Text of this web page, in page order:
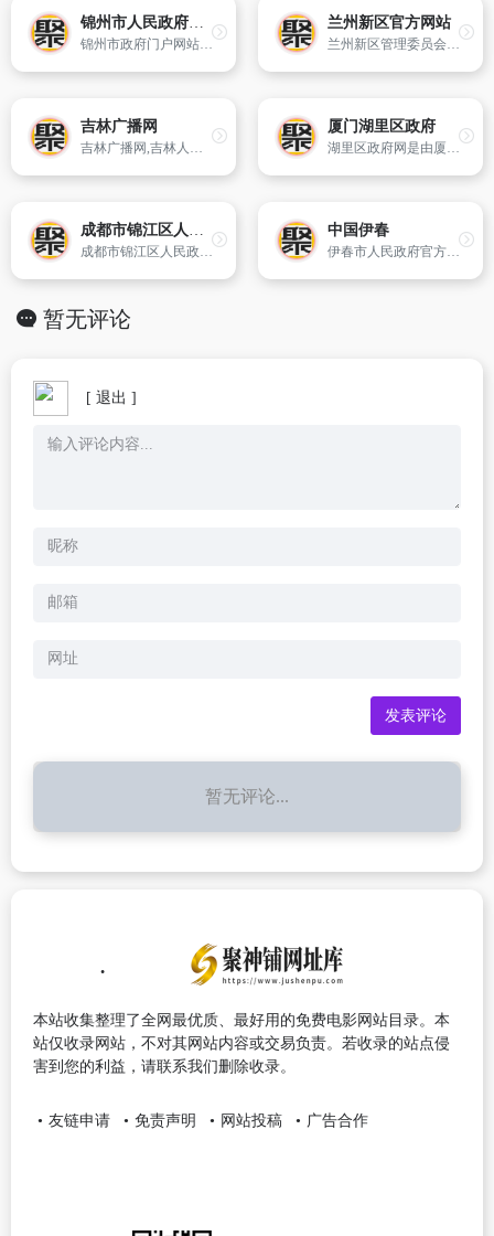
锦州市人民政府门户网站
锦州市政府门户网站（www.jz.gov.cn）由市政府办公厅负责建设和管理,面向社会和公众发布政府信息、提供在线办事和公益服务、进行互动交流。自开通以来,受到社会各界的高度重视和好评。
兰州新区官方网站
兰州新区管理委员会主办
吉林广播网
吉林广播网,吉林人民广播电台,新闻综合广播,交通广播,经济广播,乡村广播,音乐广播,资讯广播,健康娱乐广播,故事广播,教育广播,工作室,www.jlradio.cn
厦门湖里区政府
湖里区政府网是由厦门市湖里区人民政府办公室主办,湖里区政务信息中心承办的综合性门户网站,是区政府对外宣传政治、经济和发展等各方面情况,服务百姓,服务企业,服务国内外人士的桥梁,也是区政府各部门、各街道子网站与公众联络和交流的门户。
成都市锦江区人民政府门户网站
成都市锦江区人民政府门户网站多方位提供为民服务信息、进行便民在线服务；宣传锦江区,反映锦江区的建设发展进程、介绍锦江区的风土人情概况。
中国伊春
伊春市人民政府官方网站
暂无评论
[ 退出 ]
暂无评论...
本站收集整理了全网最优质、最好用的免费电影网站目录。本
站仅收录网站，不对其网站内容或交易负责。若收录的站点侵
害到您的利益，请联系我们删除收录。
友链申请 免责声明 网站投稿 广告合作